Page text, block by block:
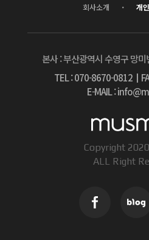
회사소개 · 개
본사 : 부산광역시 수영구 망
TEL : 070-8670-0812┃
E-MAIL :
Copyright
ALL Right